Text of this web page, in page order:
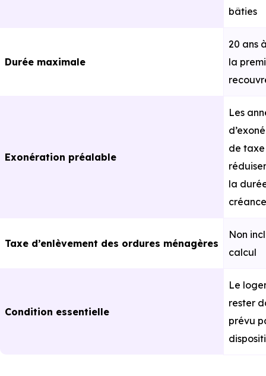
bâties
Durée maximale
20 ans
la
Exonération préalable
Les
de
la
créance
Taxe d’enlèvement des ordures ménagères
Non
calcul
Condition essentielle
Le
rester
prévu